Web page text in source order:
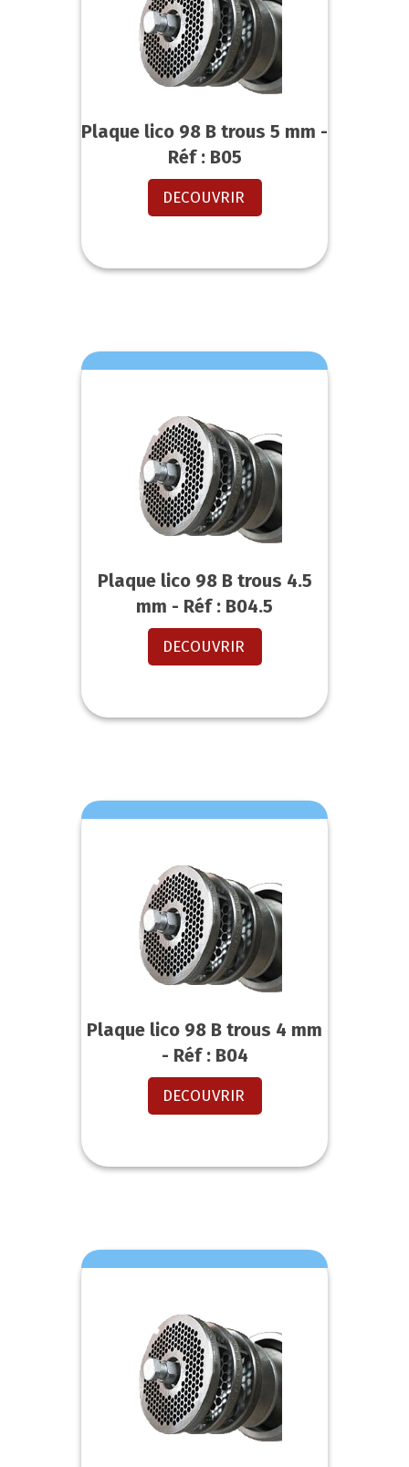
Plaque lico 98 B trous 5 mm -
Réf : B05
DECOUVRIR
Plaque lico 98 B trous 4.5
mm - Réf : B04.5
DECOUVRIR
Plaque lico 98 B trous 4 mm
- Réf : B04
DECOUVRIR